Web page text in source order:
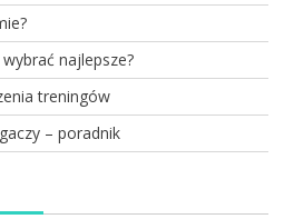
najlepsze?
treningów
– poradnik